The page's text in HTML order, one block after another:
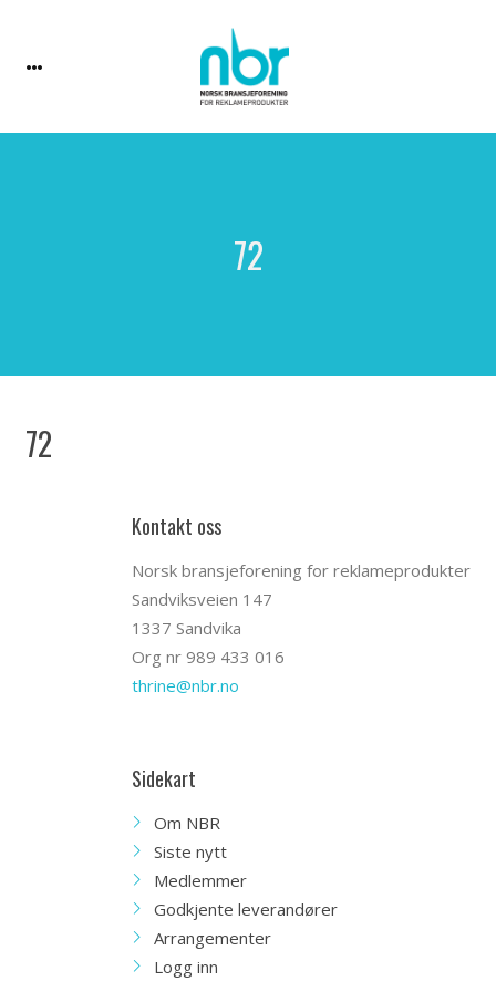
72
72
Kontakt oss
Norsk bransjeforening for reklameprodukter
Sandviksveien 147
1337 Sandvika
Org nr 989 433 016
thrine@nbr.no
Sidekart
Om NBR
Siste nytt
Medlemmer
Godkjente leverandører
Arrangementer
Logg inn